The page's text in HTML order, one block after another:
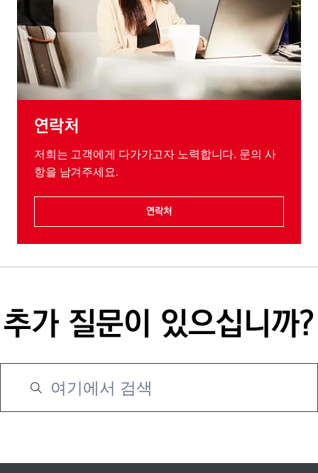
연락처
저희는 고객에게 다가가고자 노력합니다. 문의 사
항을 남겨주세요.
연락처
추가 질문이 있으십니까?